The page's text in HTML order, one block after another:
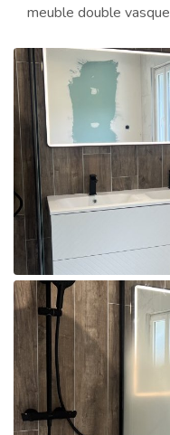
meuble double